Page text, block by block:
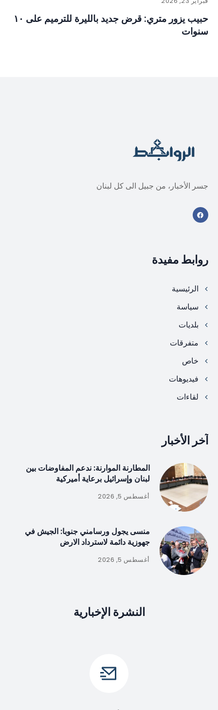
حبيب يزور متري: قرض جديد بالليرة للترميم على ١٠
سنوات
جسر الأخبار، من جبيل الى كل لبنان
روابط مفيدة
الرئيسية
سياسة
بلديات
متفرقات
خاص
فيديوهات
لقاءات
آخر الأخبار
المطارنة الموارنة: ندعم المفاوضات بين
لبنان وإسرائيل برعاية أميركية
أغسطس 5, 2026
منسى يجول ورسامني جنوبا: الجيش في
جهوزية دائمة لاسترداد الارض
أغسطس 5, 2026
النشرة الإخبارية